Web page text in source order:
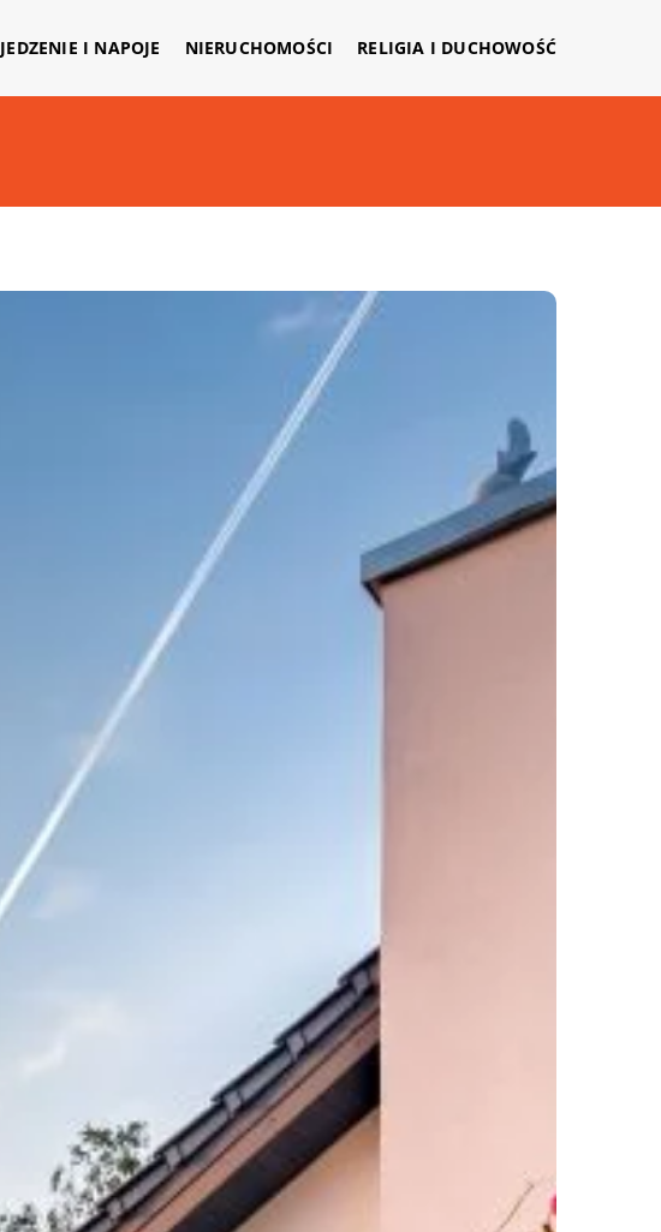
JEDZENIE I NAPOJE NIERUCHOMOŚCI RELIGIA I DUCHOWOŚĆ